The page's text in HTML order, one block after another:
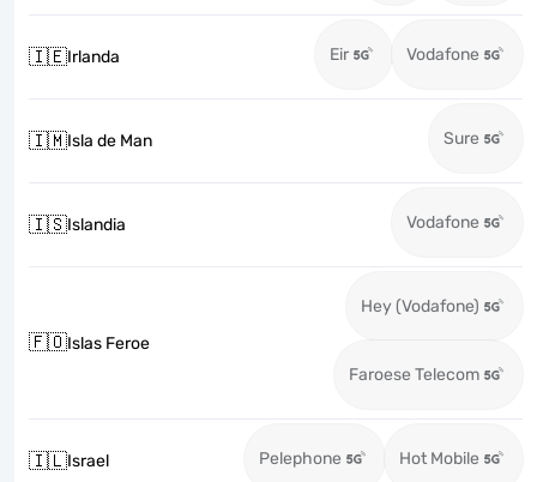
🇮🇪Irlanda Eir Vodafone
🇮🇲Isla de Man Sure
🇮🇸Islandia Vodafone
🇫🇴Islas Feroe
Hey (Vodafone)
Faroese Telecom
🇮🇱Israel Pelephone Hot Mobile